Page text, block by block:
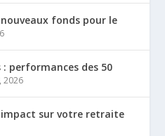
fonds pour le
performances des 50
2026
impact sur votre retraite